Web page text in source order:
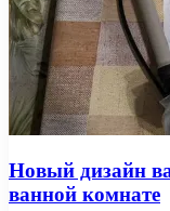
Новый дизайн
ванной комнате